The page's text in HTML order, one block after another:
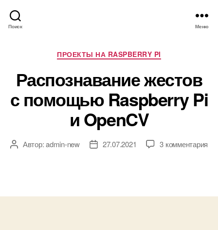
Поиск Меню
Р
у
б
р
и
к
и
ПРОЕКТЫ НА RASPBERRY PI
Распознавание жестов
с помощью Raspberry Pi
и OpenCV
А
з
Автор:admin-new
Д
а
27.07.2021 3 комментария
с